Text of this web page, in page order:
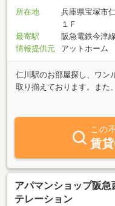
所在地
兵庫県宝塚市
１Ｆ
最寄駅
阪急電鉄今津
情報提供元
アットホーム
仁川駅のお部屋探し、ワン
取り揃えております。また
可賃貸物件の発掘にも力を
た、イレギュラーなご要望
相談ください。お客様専
ついても ご相談ください
ホームズ ダイワハウス
この
賃
アパマンショップ阪
テレーション